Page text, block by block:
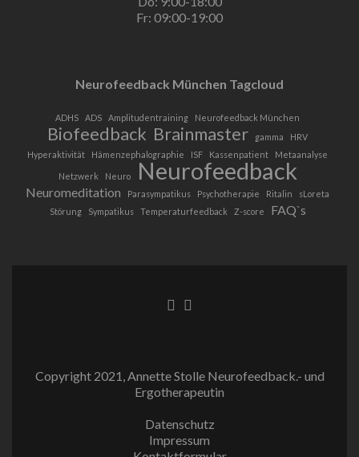
Fr: 09:00-19:00
Neurofeedback München Tagcloud
ADHS ADS Amplitudentraining Neurofeedback München
Biofeedback Brainmaster gamma
HRV
Hyperaktivität
Hämenzephalographie ISF Kassenpatient Metaanalyse
Netzwerk Neuro Neurofeedback
Neuromeditation Parasympatikus Psychotherapie Ritalin
sLoreta
Störung
Sympatikus Temperaturfeedback Z-score FAQ`s
Facebook-
Instagram
Copyright 2021, Annette Stolle Neurofeedback.- und
Ergotherapeutin
Datenschutz
Impressum